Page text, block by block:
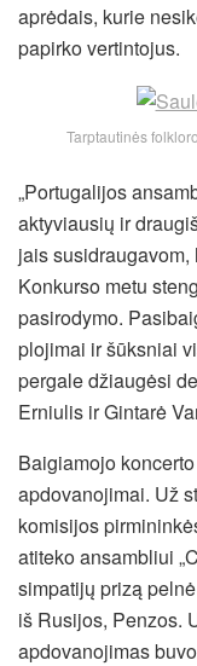
aprėdais, kurie
papirko vertintojus.
Tarptautinės
„Portugalijos
aktyviausių ir
jais
Konkurso metu
pasirodymo.
plojimai ir šūksniai
pergale džiaugėsi
Erniulis ir Gintarė
Baigiamojo
apdovanojimai. Už
komisijos
atiteko ansambliui
simpatijų prizą
iš Rusijos, Penzos.
apdovanojimas